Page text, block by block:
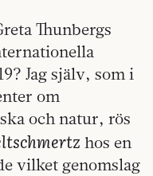
Thunbergs
Jag själv, som i
om
och natur, rös
hos en
vilket genomslag